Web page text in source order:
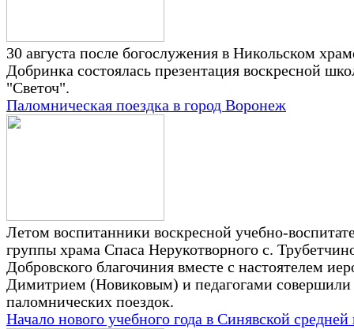
30 августа после богослужения в Никольском
Добринка состоялась презентация воскресной
"Светоч".
Паломническая поездка в город Воронеж
Летом воспитанники воскресной учебно-
группы храма Спаса Нерукотворного с.
Добровского благочиния вместе с настоятелем
Димитрием (Новиковым) и педагогами совершили
паломнических поездок.
Начало нового учебного года в Синявской